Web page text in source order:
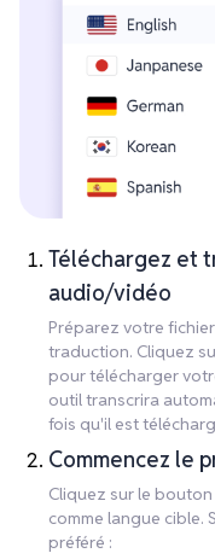
Téléchargez et
audio/vidéo
Préparez votre
traduction. Cliquez
pour télécharger
outil transcrira
fois qu'il est
Commencez le
Cliquez sur le
comme langue
préféré :